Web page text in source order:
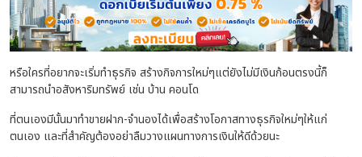
หรือใครที่อยากจะเริ่มทำธุรกิจ สร้างกิจการใหม่ๆแต่ยังไม่มีเงินก้อนตรงนี้ก็
สามารถนำอสังหาริมทรัพย์ เช่น บ้าน คอนโด
ที่ตนเองมีนั้นมาทำขายฝาก-จำนองได้เพื่อสร้างโอกาสทางธุรกิจใหม่ๆให้แก่
ตนเอง และที่สำคัญต้องอย่าลืมวางแผนทางการเงินให้ดีด้วยนะ